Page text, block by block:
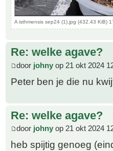
A isthmensis sep24 (1).jpg (432.43 KiB)
Re: welke agave?
door johny op 21 okt 2024
Peter ben je die nu
Re: welke agave?
door johny op 21 okt 2024
heb spijtig genoeg